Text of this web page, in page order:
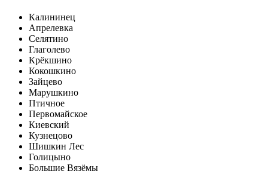
Калининец
Апрелевка
Селятино
Глаголево
Крёкшино
Кокошкино
Зайцево
Марушкино
Птичное
Первомайское
Киевский
Кузнецово
Шишкин Лес
Голицыно
Большие Вязёмы